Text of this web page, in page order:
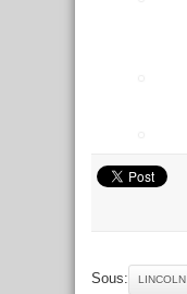
Sous: LINCOLN